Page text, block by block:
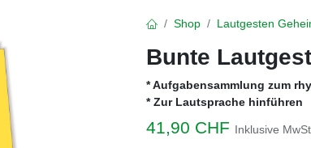
Shop Lautgesten
Bunte
* Aufgabensammlung zum
* Zur Lautsprache hinführen
41,90 CHF Inklusive MwSt.